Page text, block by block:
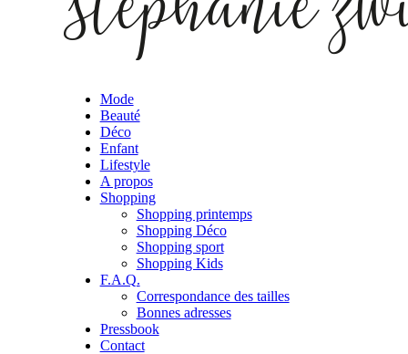
Mode
Beauté
Déco
Enfant
Lifestyle
A propos
Shopping
Shopping printemps
Shopping Déco
Shopping sport
Shopping Kids
F.A.Q.
Correspondance des tailles
Bonnes adresses
Pressbook
Contact